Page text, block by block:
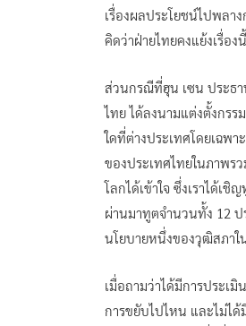
เรื่องผลประโยชน์ไปพลา
คิดว่าฝ่ายไทยคงแย้งเรื่อ
ส่วนกรณีที่ฮุน เซน ประธ
ไทย ได้ลงนามแต่งตั้งกร
ใดที่ต่างประเทศโดยเฉพ
ของประเทศไทยในภาพร
โลกได้เข้าใจ ซึ่งเราได้เ
ผ่านมาทูตจำนวนทั้ง 12 ป
นโยบายหนึ่งของวุฒิสภาใ
เมื่อถามว่าได้มีการประเ
การขยับไปไหน และไม่ไ